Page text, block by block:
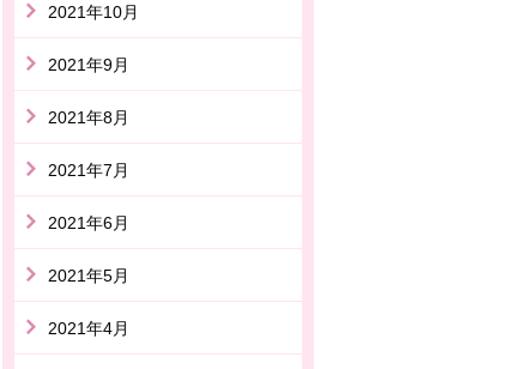
2021年10月
2021年9月
2021年8月
2021年7月
2021年6月
2021年5月
2021年4月